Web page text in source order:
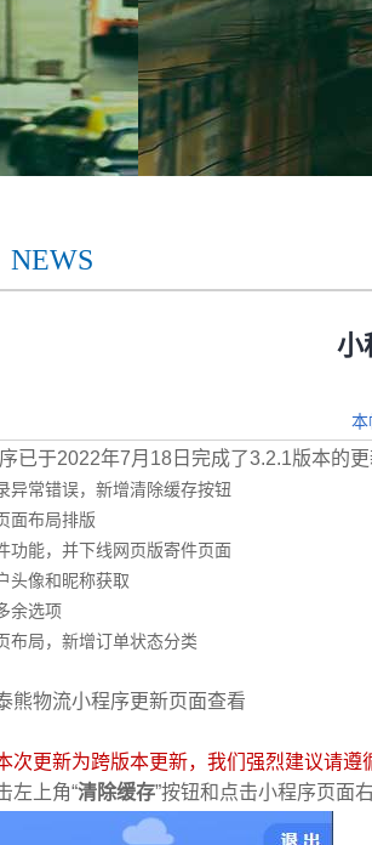
NEWS
小
本
已于2022年7月18日完成了3.2.1版本的
异常错误，新增清除缓存按钮
面布局排版
功能，并下线网页版寄件页面
头像和昵称获取
余选项
布局，新增订单状态分类
熊物流小程序更新页面查看
次更新为跨版本更新，我们强烈建议请
左上角“清除缓存”按钮和点击小程序页面